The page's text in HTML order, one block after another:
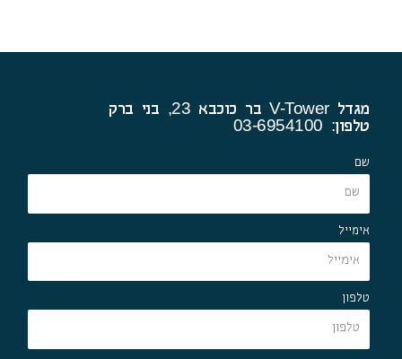
מגדל V-Tower בר כוכבא 23, בני ברק
טלפון: 03-6954100
שם
אימייל
טלפון